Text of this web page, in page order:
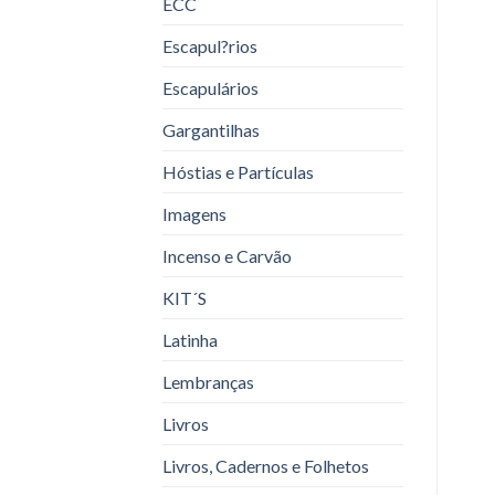
Escapul?rios
Escapulários
Gargantilhas
Hóstias e Partículas
Imagens
Incenso e Carvão
KIT´S
Latinha
Lembranças
Livros
Livros, Cadernos e Folhetos